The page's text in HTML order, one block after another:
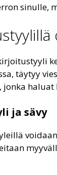
täytyy
haluat
ja sävy